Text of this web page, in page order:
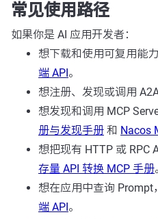
常见使用路径
如果你是 AI 应用开发者：
想下载和使用可复用能
端 API 。
想注册、发现或调用
想发现和调用 MCP
册与发现手册 和 Nacos
想把现有 HTTP 或 RPC
存量 API 转换 MCP 手册
想在应用中查询 Prompt
端 API 。